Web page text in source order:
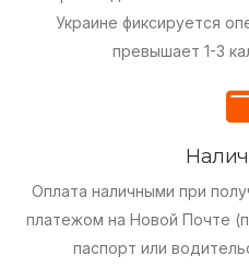
Украине фиксируется
превышает 1-3
Оплата наличными при
платежом на Новой Почте
паспорт или